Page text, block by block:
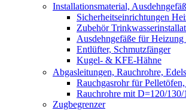
Installationsmaterial,
Sicherheitseinrichtungen
Zubehör
Ausdehngefäße für Heizung
Entlüfter, Schmutzfänger
Kugel- & KFE-Hähne
Abgasleitungen, Rauchrohre,
Rauchgasrohr für
Rauchrohre mit D=120/130/
Zugbegrenzer